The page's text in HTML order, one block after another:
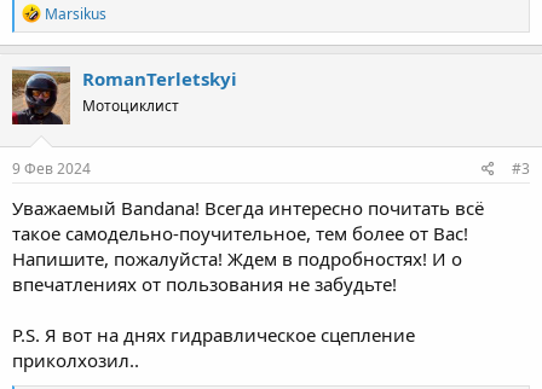
R
e
a
c
t
i
o
n
s
Marsikus
RomanTerletskyi
Мотоциклист
9 Фев 2024 #3
Уважаемый Bandana! Всегда интересно почитать всё
такое самодельно-поучительное, тем более от Вас!
Напишите, пожалуйста! Ждем в подробностях! И о
впечатлениях от пользования не забудьте!
P.S. Я вот на днях гидравлическое сцепление
приколхозил..